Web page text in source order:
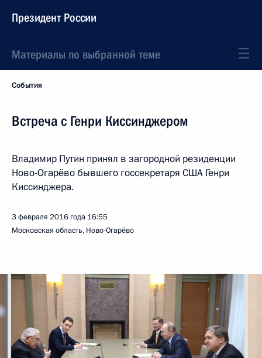
Президент России
Материалы по выбранной теме
События
Встреча с Генри Киссинджером
Владимир Путин принял в загородной резиденции
Ново-Огарёво бывшего госсекретаря США Генри
Киссинджера.
3 февраля 2016 года 16:55
Московская область, Ново-Огарёво